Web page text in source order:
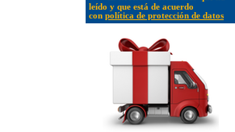
leído y que está de acuerdo
con política de protección de datos